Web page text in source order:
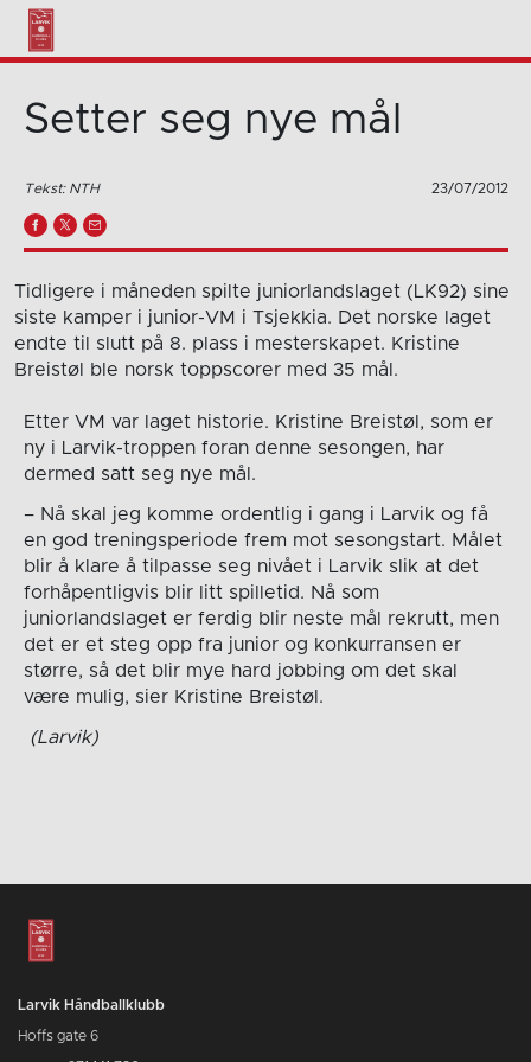
Setter seg nye mål
Tekst: NTH 23/07/2012
Tidligere i måneden spilte juniorlandslaget (LK92) sine
siste kamper i junior-VM i Tsjekkia. Det norske laget
endte til slutt på 8. plass i mesterskapet. Kristine
Breistøl ble norsk toppscorer med 35 mål.
Etter VM var laget historie. Kristine Breistøl, som er
ny i Larvik-troppen foran denne sesongen, har
dermed satt seg nye mål.
– Nå skal jeg komme ordentlig i gang i Larvik og få
en god treningsperiode frem mot sesongstart. Målet
blir å klare å tilpasse seg nivået i Larvik slik at det
forhåpentligvis blir litt spilletid. Nå som
juniorlandslaget er ferdig blir neste mål rekrutt, men
det er et steg opp fra junior og konkurransen er
større, så det blir mye hard jobbing om det skal
være mulig, sier Kristine Breistøl.
(Larvik)
Larvik Håndballklubb
Hoffs gate 6